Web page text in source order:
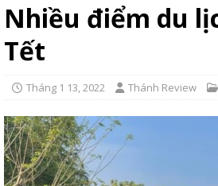
Nhiều điểm du
Tết
Tháng 1 13, 2022 Thánh Review